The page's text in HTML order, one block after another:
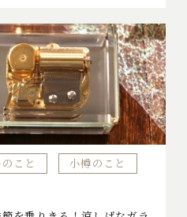
こと 小樽のこと